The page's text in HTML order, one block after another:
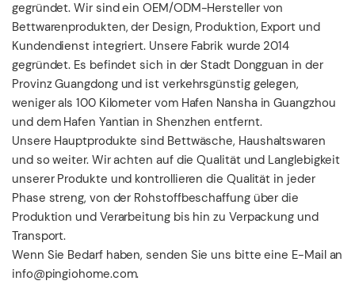
gegründet. Wir sind ein OEM/ODM-Hersteller von
Bettwarenprodukten, der Design, Produktion, Export und
Kundendienst integriert. Unsere Fabrik wurde 2014
gegründet. Es befindet sich in der Stadt Dongguan in der
Provinz Guangdong und ist verkehrsgünstig gelegen,
weniger als 100 Kilometer vom Hafen Nansha in Guangzhou
und dem Hafen Yantian in Shenzhen entfernt.
Unsere Hauptprodukte sind Bettwäsche, Haushaltswaren
und so weiter. Wir achten auf die Qualität und Langlebigkeit
unserer Produkte und kontrollieren die Qualität in jeder
Phase streng, von der Rohstoffbeschaffung über die
Produktion und Verarbeitung bis hin zu Verpackung und
Transport.
Wenn Sie Bedarf haben, senden Sie uns bitte eine E-Mail an
info@pingiohome.com.